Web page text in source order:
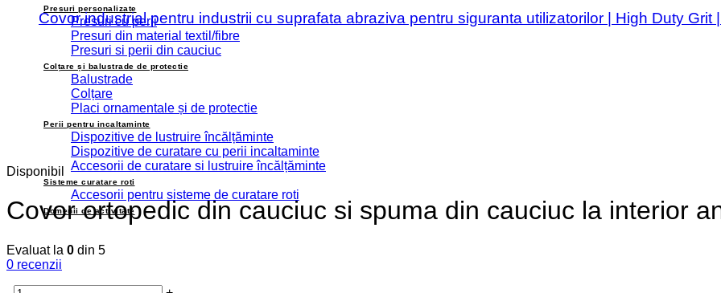
Presuri personalizate
Presuri cu perii
Presuri din material textil/fibre
Presuri si perii din cauciuc
Colțare și balustrade de protectie
Balustrade
Colțare
Placi ornamentale și de protectie
Perii pentru incaltaminte
Dispozitive de lustruire încălțăminte
Dispozitive de curatare cu perii incaltaminte
Accesorii de curatare si lustruire încălțăminte
Sisteme curatare roti
Accesorii pentru sisteme de curatare roti
Domenii de activitate
Covor industrial pentru industrii cu suprafata abraziva pentru siguranta utilizatorilor | High Duty Grit
Disponibil
Covor ortopedic din cauciuc si spuma din cauciuc la interior
Evaluat la 0 din 5
0 recenzii